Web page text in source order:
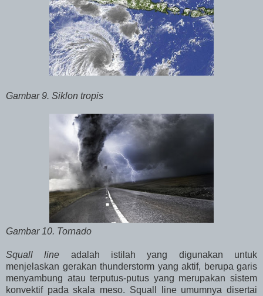
Gambar 9. Siklon tropis
Gambar 10. Tornado
Squall line adalah istilah yang digunakan untuk
menjelaskan gerakan thunderstorm yang aktif, berupa garis
menyambung atau terputus-putus yang merupakan sistem
konvektif pada skala meso. Squall line umumnya disertai